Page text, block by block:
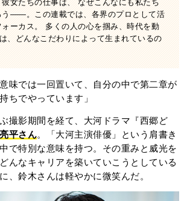
女たちの仕事は、 なぜこんなにも私たち
う――。この連載では、各界のプロとして活
ーカス。 多くの人の心を掴み、時代を動
、どんなこだわりによって生まれているの
味では一回置いて、自分の中で第二章が
ちでやっています」
撮影期間を経て、大河ドラマ『西郷ど
平さん。「大河主演俳優」という肩書き
で特別な意味を持つ。その重みと威光を
んなキャリアを築いていこうとしている
、鈴木さんは軽やかに微笑んだ。